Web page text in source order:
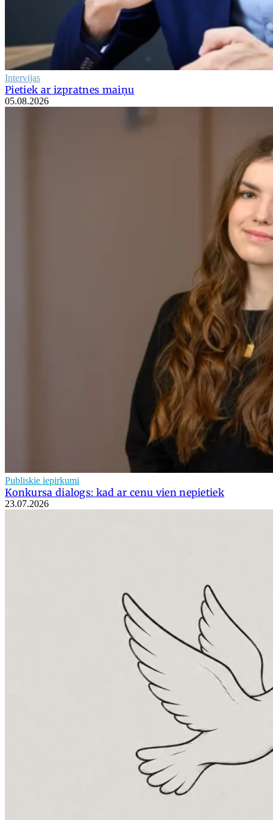
Intervijas
Pietiek ar izpratnes maiņu
05.08.2026
Publiskie iepirkumi
Konkursa dialogs: kad ar cenu vien nepietiek
23.07.2026